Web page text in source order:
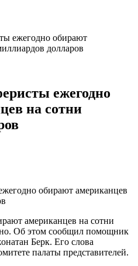
ежегодно обирают
долларов
ежегодно
на сотни
американцев на сотни
Об этом сообщил помощник
Берк. Его слова
палаты представителей.